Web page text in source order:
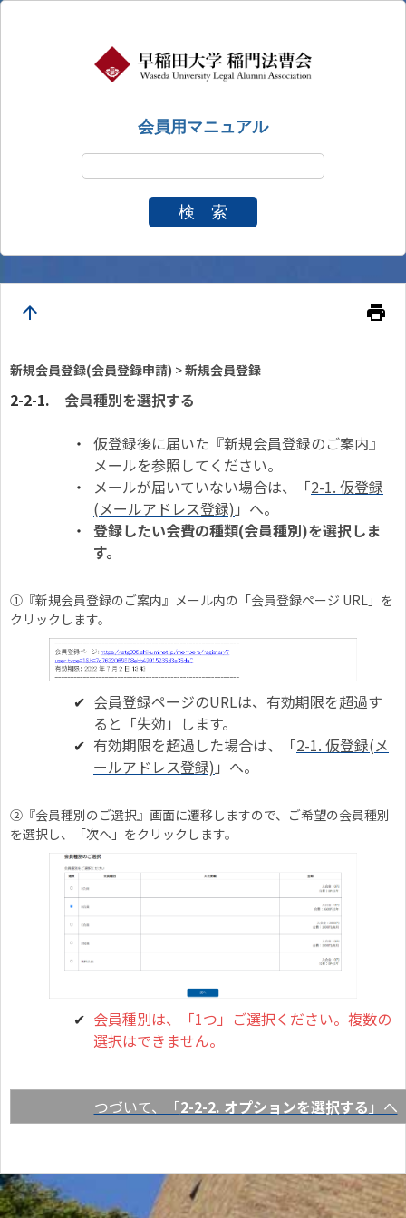
会員用マニュアル
検 索
arrow_upward print
新規会員登録(会員登録申請) >新規会員登録
会員種別を選択する
仮登録後に届いた『新規会員登録のご案内』
メールを参照してください。
メールが届いていない場合は、「2-1. 仮登録
(メールアドレス登録) 」へ。
登録したい会費の種類(会員種別)を選択しま
す。
①『新規会員登録のご案内』メール内の「会員登録ページ URL」を
クリックします。
会員登録ページのURLは、有効期限を超過す
ると「失効」します。
有効期限を超過した場合は、「2-1. 仮登録(メ
ールアドレス登録) 」へ。
②『会員種別のご選択』画面に遷移しますので、ご希望の会員種別
を選択し、「次へ」をクリックします。
会員種別は、「1つ」ご選択ください。複数の
選択はできません。
つづいて、「2-2-2. オプションを選択する 」へ